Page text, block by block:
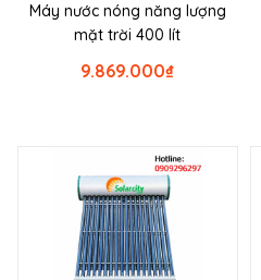
Máy nước nóng năng lượng
mặt trời 400 lít
₫
9.869.000